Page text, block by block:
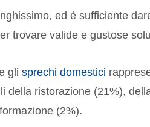
ed è sufficiente
trovare valide e gustose
gli sprechi domestici
della ristorazione (21%),
(2%).